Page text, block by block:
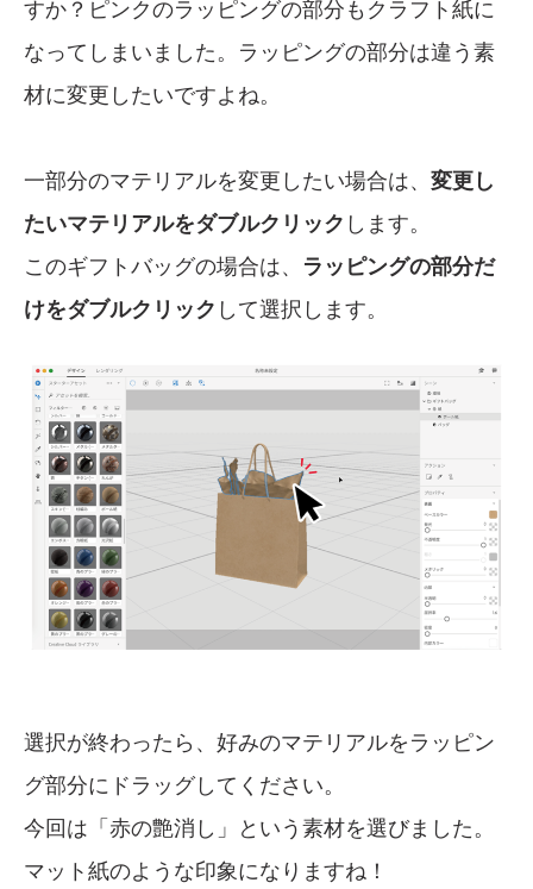
すか？ピンクのラッピングの部分もクラフト紙に
なってしまいました。ラッピングの部分は違う素
材に変更したいですよね。
一部分のマテリアルを変更したい場合は、 変更し
たいマテリアルをダブルクリック します。
このギフトバッグの場合は、 ラッピングの部分だ
けをダブルクリック して選択します。
選択が終わったら、好みのマテリアルをラッピン
グ部分にドラッグしてください。
今回は「赤の艶消し」という素材を選びました。
マット紙のような印象になりますね！